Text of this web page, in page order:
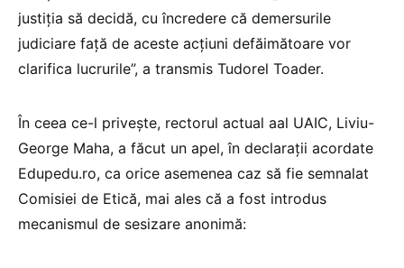
justiţia să decidă, cu încredere că demersurile
judiciare faţă de aceste acţiuni defăimătoare vor
clarifica lucrurile”, a transmis Tudorel Toader.
În ceea ce-l privește, rectorul actual aal UAIC, Liviu-
George Maha, a făcut un apel, în declarații acordate
Edupedu.ro, ca orice asemenea caz să fie semnalat
Comisiei de Etică, mai ales că a fost introdus
mecanismul de sesizare anonimă: